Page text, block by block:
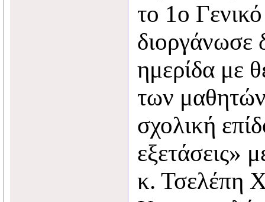
το 1ο
διοργάνωσε
ημερίδα με
των
σχολική
εξετάσεις»
κ. Τσελέπη